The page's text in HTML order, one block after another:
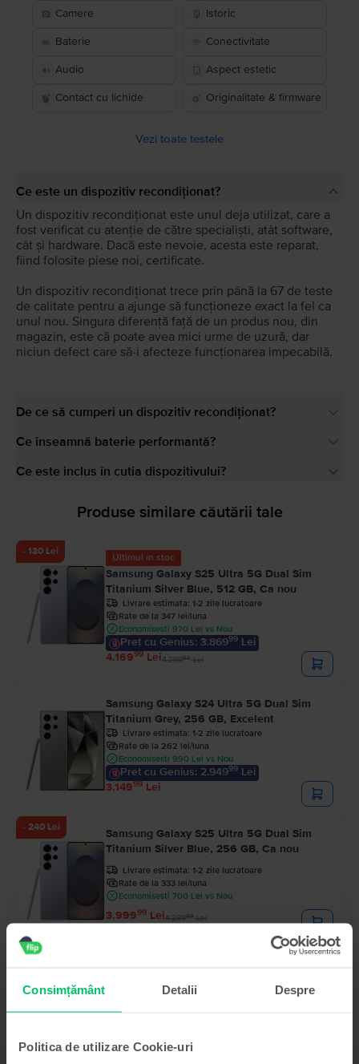
Consimțământ Detalii Despre
Politica de utilizare Cookie-uri
Camere Istoric
Baterie Conectivitate
Audio Aspect estetic
Contact cu lichide Originalitate & firmware
Vezi toate testele
Ce este un dispozitiv recondiționat?
Un dispozitiv recondiționat este unul deja utilizat, care a
fost verificat cu atenție de către specialiști, atât software,
cât și hardware. Dacă este nevoie, acesta este reparat,
fiind folosite piese noi, certificate.
Un dispozitiv recondiționat trece prin până la 67 de teste
de calitate pentru a ajunge să funcționeze exact la fel ca
unul nou. Singura diferență față de un produs nou, din
magazin, este că poate avea mici urme de uzură, dar
niciun defect care să-i afecteze funcționarea impecabilă.
De ce să cumperi un dispozitiv recondiționat?
Ce înseamnă baterie performantă?
Ce este inclus în cutia dispozitivului?
Produse similare căutării tale
- 130 Lei
Ultimul în stoc
Samsung Galaxy S25 Ultra 5G Dual Sim
Titanium Silver Blue, 512 GB, Ca nou
Livrare estimata: 1-2 zile lucratoare
Rate de la 347 lei/luna
Economisesti 970 Lei vs Nou
Pret cu Genius: 3.86999 Lei
4.16999 Lei4.29999Lei
Samsung Galaxy S24 Ultra 5G Dual Sim
Titanium Grey, 256 GB, Excelent
Livrare estimata: 1-2 zile lucratoare
Rate de la 262 lei/luna
Economisesti 990 Lei vs Nou
Pret cu Genius: 2.94999 Lei
3.14999 Lei
- 240 Lei
Samsung Galaxy S25 Ultra 5G Dual Sim
Titanium Silver Blue, 256 GB, Ca nou
Livrare estimata: 1-2 zile lucratoare
Rate de la 333 lei/luna
Economisesti 700 Lei vs Nou
3.99999 Lei4.23999Lei